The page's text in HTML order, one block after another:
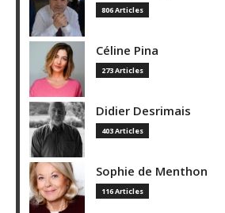
806 Articles
Céline Pina
273 Articles
Didier Desrimais
403 Articles
Sophie de Menthon
116 Articles